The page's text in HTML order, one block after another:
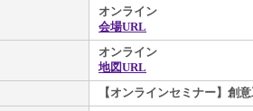
オンライン
会場URL
オンライン
地図URL
【オンラインセミナー】創